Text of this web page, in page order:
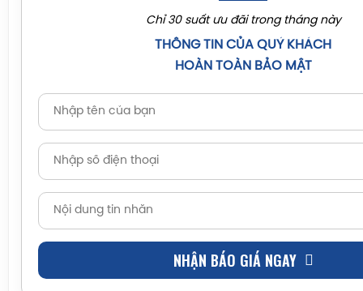
Chỉ 30 suất ưu đãi trong tháng này
THÔNG TIN CỦA QUÝ KHÁCH
HOÀN TOÀN BẢO MẬT
NHẬN BÁO GIÁ NGAY